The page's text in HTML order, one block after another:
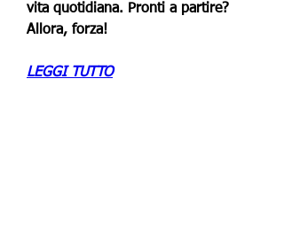
vita quotidiana. Pronti a partire?
Allora, forza!
LEGGI TUTTO